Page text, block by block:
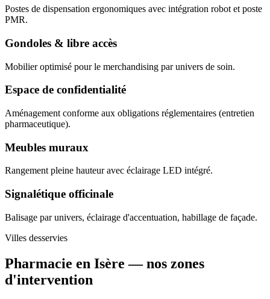
Postes de dispensation ergonomiques avec intégration robot et poste
PMR.
Gondoles & libre accès
Mobilier optimisé pour le merchandising par univers de soin.
Espace de confidentialité
Aménagement conforme aux obligations réglementaires (entretien
pharmaceutique).
Meubles muraux
Rangement pleine hauteur avec éclairage LED intégré.
Signalétique officinale
Balisage par univers, éclairage d'accentuation, habillage de façade.
Villes desservies
Pharmacie en Isère —nos zones
d'intervention